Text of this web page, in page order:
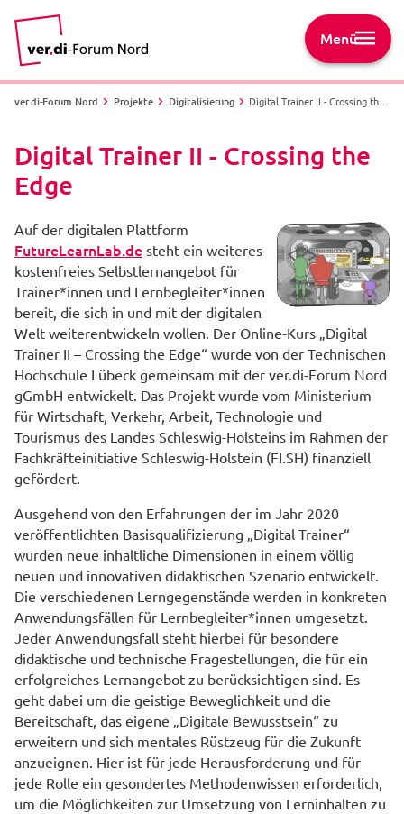
Menü
ver.di-Forum Nord Projekte Digitalisierung Digital Trainer II - Crossing the Edge
Digital Trainer II - Crossing the
Edge
Auf der digitalen Plattform
FutureLearnLab.desteht ein weiteres
kostenfreies Selbstlernangebot für
Trainer*innen und Lernbegleiter*innen
bereit, die sich in und mit der digitalen
Welt weiterentwickeln wollen. Der Online-Kurs „Digital
Trainer II – Crossing the Edge“ wurde von der Technischen
Hochschule Lübeck gemeinsam mit der ver.di-Forum Nord
gGmbH entwickelt. Das Projekt wurde vom Ministerium
für Wirtschaft, Verkehr, Arbeit, Technologie und
Tourismus des Landes Schleswig-Holsteins im Rahmen der
Fachkräfteinitiative Schleswig-Holstein (FI.SH) finanziell
gefördert.
Ausgehend von den Erfahrungen der im Jahr 2020
veröffentlichten Basisqualifizierung „Digital Trainer“
wurden neue inhaltliche Dimensionen in einem völlig
neuen und innovativen didaktischen Szenario entwickelt.
Die verschiedenen Lerngegenstände werden in konkreten
Anwendungsfällen für Lernbegleiter*innen umgesetzt.
Jeder Anwendungsfall steht hierbei für besondere
didaktische und technische Fragestellungen, die für ein
erfolgreiches Lernangebot zu berücksichtigen sind. Es
geht dabei um die geistige Beweglichkeit und die
Bereitschaft, das eigene „Digitale Bewusstsein“ zu
erweitern und sich mentales Rüstzeug für die Zukunft
anzueignen. Hier ist für jede Herausforderung und für
jede Rolle ein gesondertes Methodenwissen erforderlich,
um die Möglichkeiten zur Umsetzung von Lerninhalten zu